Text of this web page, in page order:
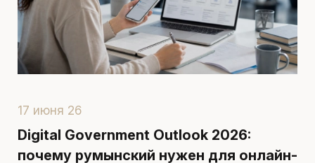
17 июня 26
Digital Government Outlook 2026:
почему румынский нужен для онлайн-